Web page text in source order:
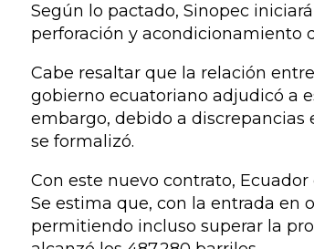
Según lo pactado, Sinopec
perforación y acondicionamiento
Cabe resaltar que la relación
gobierno ecuatoriano adjudicó a
embargo, debido a discrepancias
se formalizó.
Con este nuevo contrato,
Se estima que, con la entrada en
permitiendo incluso superar la